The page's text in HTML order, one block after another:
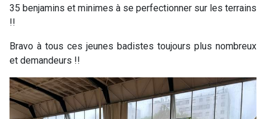
35 benjamins et minimes à se perfectionner sur les terrains
!!
Bravo à tous ces jeunes badistes toujours plus nombreux
et demandeurs !!